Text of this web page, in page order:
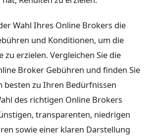
Wahl Ihres Online Brokers die
und Konditionen, um die
zu erzielen. Vergleichen Sie die
Broker Gebühren und finden Sie
besten zu Ihren Bedürfnissen
des richtigen Online Brokers
transparenten, niedrigen
sowie einer klaren Darstellung